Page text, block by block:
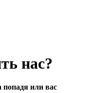
нас?
или вас